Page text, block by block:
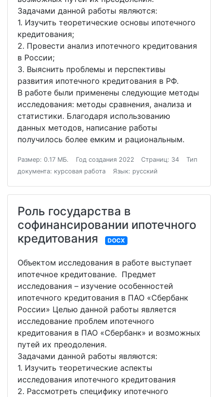
Задачами данной работы являются:
1. Изучить теоретические основы ипотечного
кредитования;
2. Провести анализ ипотечного кредитования
в России;
3. Выяснить проблемы и перспективы
развития ипотечного кредитования в РФ.
В работе были применены следующие методы
исследования: методы сравнения, анализа и
статистики. Благодаря использованию
данных методов, написание работы
получилось более емким и рациональным.
Размер: 0.17 МБ. Год создания 2022 Страниц: 34
Тип
документа: курсовая работа
Язык: русский
Роль государства в
софинансировании ипотечного
кредитования
DOCX
Объектом исследования в работе выступает
ипотечное кредитование. Предмет
исследования – изучение особенностей
ипотечного кредитования в ПАО «Сбербанк
России» Целью данной работы является
исследование проблем ипотечного
кредитования в ПАО «Сбербанк» и возможных
путей их преодоления.
Задачами данной работы являются:
1. Изучить теоретические аспекты
исследования ипотечного кредитования
2. Рассмотреть специфику ипотечного